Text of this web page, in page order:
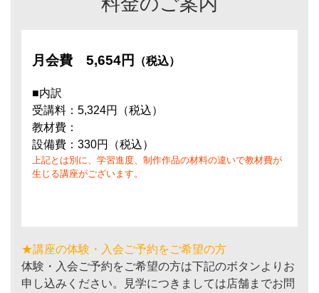
月会費 5,654円 （税込）
■内訳
受講料：5,324円（税込）
教材費：
設備費：330円（税込）
上記とは別に、学習進度、制作作品の材料の違いで教材費が
生じる講座がございます。
★講座の体験・入会ご予約をご希望の方
体験・入会ご予約をご希望の方は下記のボタンよりお
申し込みください。見学につきましては店舗までお問